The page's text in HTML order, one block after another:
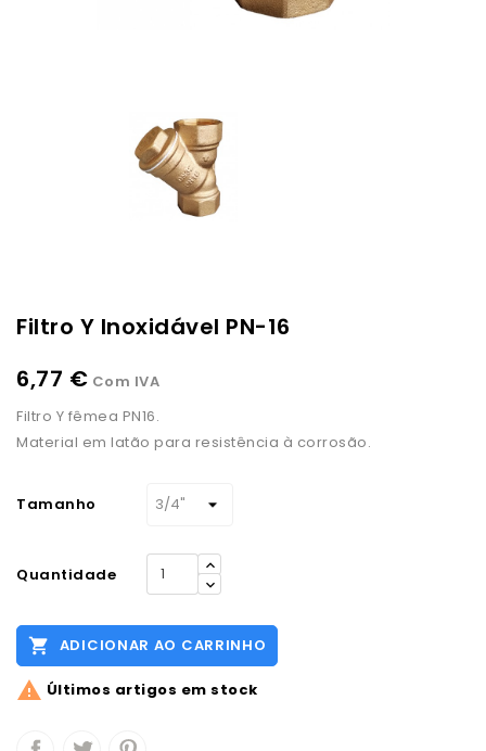
Filtro Y Inoxidável PN-16
6,77 € Com IVA
Filtro Y fêmea PN16.
Material em latão para resistência à corrosão.
Tamanho
Quantidade
 ADICIONAR AO CARRINHO
 Últimos artigos em stock